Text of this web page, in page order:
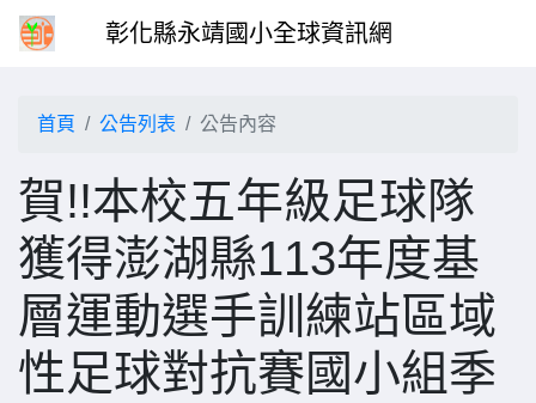
彰化縣永靖國小全球資訊網
首頁 公告列表 公告內容
賀!!本校五年級足球隊
獲得澎湖縣113年度基
層運動選手訓練站區域
性足球對抗賽國小組季